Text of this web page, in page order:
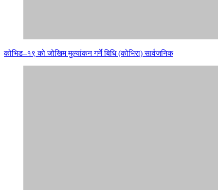
कोभिड–१९ को जोखिम मुल्यांकन गर्ने बिधि (कोभिरा) सार्वजनिक